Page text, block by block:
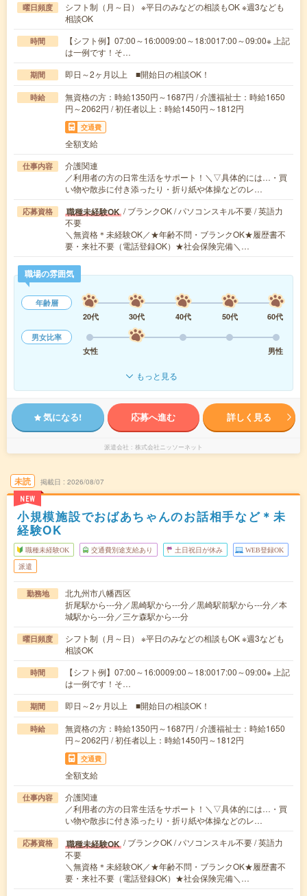
曜日頻度
シフト制（月～日） ※平日のみなどの相談もOK ※週3なども
相談OK
時間
【シフト例】07:00～16:0009:00～18:0017:00～09:00※ 上記
は一例です！そ…
期間 即日～2ヶ月以上 ■開始日の相談OK！
時給
無資格の方：時給1350円～1687円 / 介護福祉士：時給1650
円～2062円 / 初任者以上：時給1450円～1812円
交通費
全額支給
仕事内容
介護関連
／利用者の方の日常生活をサポート！＼▽具体的には…・買
い物や散歩に付き添ったり・折り紙や体操などのレ…
応募資格 職種未経験OK / ブランクOK / パソコンスキル不要 / 英語力
不要
＼無資格＊未経験OK／★年齢不問・ブランクOK★履歴書不
要・来社不要（電話登録OK）★社会保険完備＼…
職場の雰囲気
年齢層
20代
30代 40代 50代
60代
男女比率
女性
男性
もっと見る
気になる! 応募へ進む 詳しく見る
派遣会社 株式会社ニッソーネット
未読
NEW
掲載日 2026/08/07
小規模施設でおばあちゃんのお話相手など＊未
経験OK
職種未経験OK 交通費別途支給あり 土日祝日が休み WEB登録OK
派遣
勤務地
北九州市八幡西区
折尾駅から---分／黒崎駅から---分／黒崎駅前駅から---分／本
城駅から---分／三ケ森駅から---分
曜日頻度
シフト制（月～日） ※平日のみなどの相談もOK ※週3なども
相談OK
時間
【シフト例】07:00～16:0009:00～18:0017:00～09:00※ 上記
は一例です！そ…
期間 即日～2ヶ月以上 ■開始日の相談OK！
時給
無資格の方：時給1350円～1687円 / 介護福祉士：時給1650
円～2062円 / 初任者以上：時給1450円～1812円
交通費
全額支給
仕事内容
介護関連
／利用者の方の日常生活をサポート！＼▽具体的には…・買
い物や散歩に付き添ったり・折り紙や体操などのレ…
応募資格 職種未経験OK / ブランクOK / パソコンスキル不要 / 英語力
不要
＼無資格＊未経験OK／★年齢不問・ブランクOK★履歴書不
要・来社不要（電話登録OK）★社会保険完備＼…